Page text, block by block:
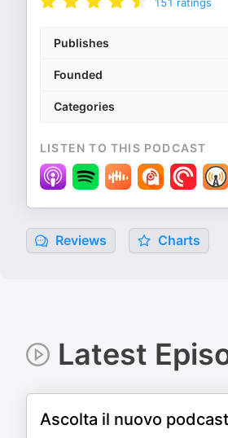
Publishes
Founded
Categories
LISTEN TO THIS PODCAST
Reviews Charts
Latest
Ascolta il nuovo